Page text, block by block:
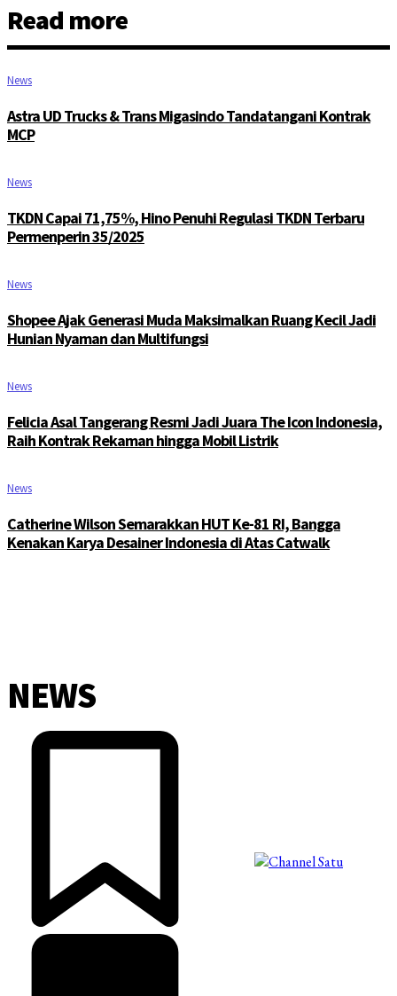
Read more
News
Astra UD Trucks & Trans Migasindo Tandatangani Kontrak
MCP
News
TKDN Capai 71,75%, Hino Penuhi Regulasi TKDN Terbaru
Permenperin 35/2025
News
Shopee Ajak Generasi Muda Maksimalkan Ruang Kecil Jadi
Hunian Nyaman dan Multifungsi
News
Felicia Asal Tangerang Resmi Jadi Juara The Icon Indonesia,
Raih Kontrak Rekaman hingga Mobil Listrik
News
Catherine Wilson Semarakkan HUT Ke-81 RI, Bangga
Kenakan Karya Desainer Indonesia di Atas Catwalk
NEWS